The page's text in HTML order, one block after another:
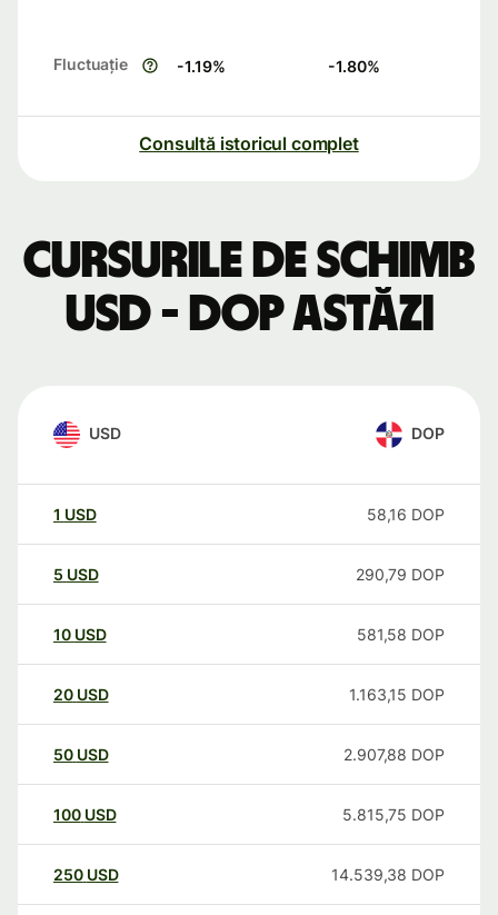
Fluctuație -1.19% -1.80%
Consultă istoricul complet
Cursurile de schimb
USD - DOP astăzi
USD DOP
1 USD 58,16 DOP
5 USD 290,79 DOP
10 USD 581,58 DOP
20 USD 1.163,15 DOP
50 USD 2.907,88 DOP
100 USD 5.815,75 DOP
250 USD 14.539,38 DOP